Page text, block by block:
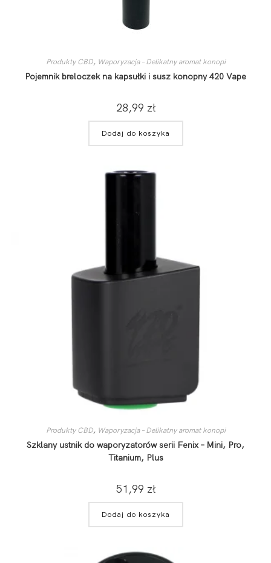
Produkty CBD, Waporyzacja – Delikatny aromat konopi
Pojemnik breloczek na kapsułki i susz konopny 420 Vape
28,99 zł
Dodaj do koszyka
Produkty CBD, Waporyzacja – Delikatny aromat konopi
Szklany ustnik do waporyzatorów serii Fenix – Mini, Pro,
Titanium, Plus
51,99 zł
Dodaj do koszyka